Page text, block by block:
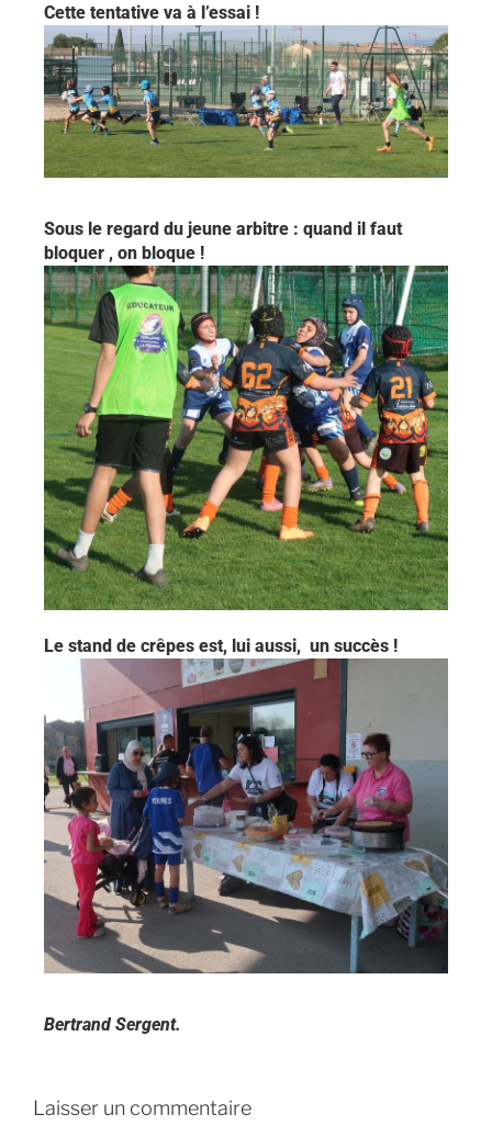
Cette tentative va à l’essai !
Sous le regard du jeune arbitre : quand il faut
bloquer , on bloque !
Le stand de crêpes est, lui aussi, un succès !
Bertrand Sergent.
Laisser un commentaire